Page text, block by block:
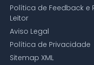
Política de Feedback
Leitor
Aviso Legal
Política de Privacidade
Sitemap XML